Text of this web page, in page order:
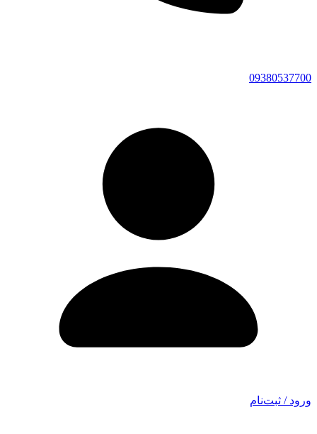
09380537700
ورود / ثبت‌نام